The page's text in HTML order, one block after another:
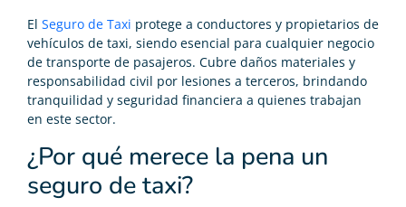
El Seguro de Taxi protege a conductores y propietarios de
vehículos de taxi, siendo esencial para cualquier negocio
de transporte de pasajeros. Cubre daños materiales y
responsabilidad civil por lesiones a terceros, brindando
tranquilidad y seguridad financiera a quienes trabajan
en este sector.
¿Por qué merece la pena un
seguro de taxi?